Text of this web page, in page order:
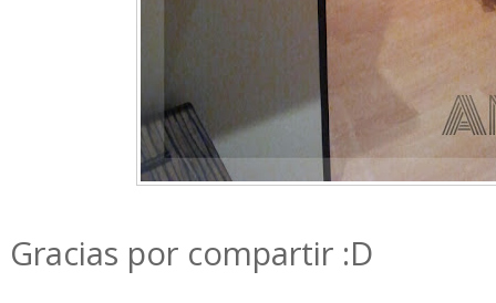
Gracias por compartir :D